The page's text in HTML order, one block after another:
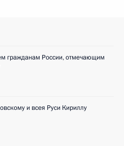
гражданам России, отмечающим
и всея Руси Кириллу